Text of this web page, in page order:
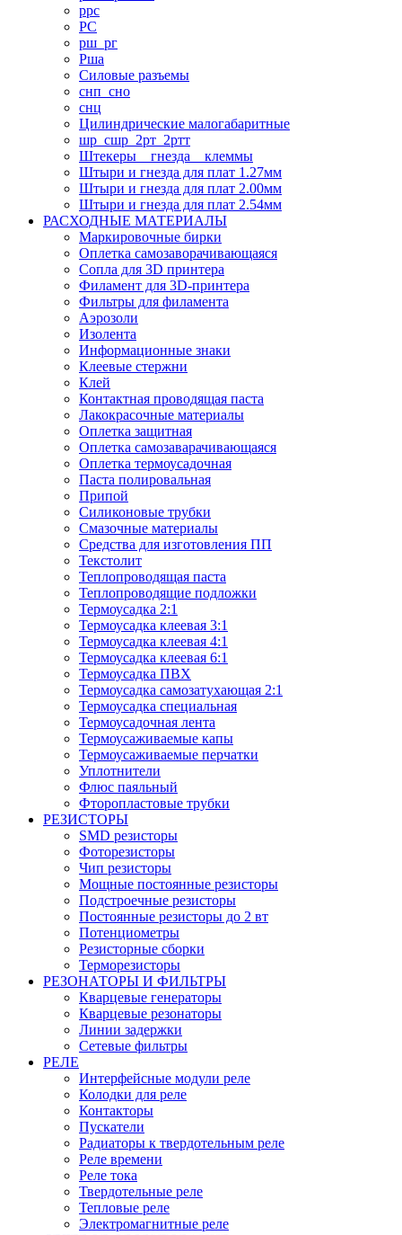
ррс
РС
рш_рг
Рша
Силовые разъемы
снп_сно
снц
Цилиндрические малогабаритные
шр_сшр_2рт_2ртт
Штекеры _ гнезда _ клеммы
Штыри и гнезда для плат 1.27мм
Штыри и гнезда для плат 2.00мм
Штыри и гнезда для плат 2.54мм
РАСХОДНЫЕ МАТЕРИАЛЫ
Маркировочные бирки
Оплетка самозаворачивающаяся
Сопла для 3D принтера
Филамент для 3D-принтера
Фильтры для филамента
Аэрозоли
Изолента
Информационные знаки
Клеевые стержни
Клей
Контактная проводящая паста
Лакокрасочные материалы
Оплетка защитная
Оплетка самозаварачивающаяся
Оплетка термоусадочная
Паста полировальная
Припой
Силиконовые трубки
Смазочные материалы
Средства для изготовления ПП
Текстолит
Теплопроводящая паста
Теплопроводящие подложки
Термоусадка 2:1
Термоусадка клеевая 3:1
Термоусадка клеевая 4:1
Термоусадка клеевая 6:1
Термоусадка ПВХ
Термоусадка самозатухающая 2:1
Термоусадка специальная
Термоусадочная лента
Термоусаживаемые капы
Термоусаживаемые перчатки
Уплотнители
Флюс паяльный
Фторопластовые трубки
РЕЗИСТОРЫ
SMD резисторы
Фоторезисторы
Чип резисторы
Мощные постоянные резисторы
Подстроечные резисторы
Постоянные резисторы до 2 вт
Потенциометры
Резисторные сборки
Терморезисторы
РЕЗОНАТОРЫ И ФИЛЬТРЫ
Кварцевые генераторы
Кварцевые резонаторы
Линии задержки
Сетевые фильтры
РЕЛЕ
Интерфейсные модули реле
Колодки для реле
Контакторы
Пускатели
Радиаторы к твердотельным реле
Реле времени
Реле тока
Твердотельные реле
Тепловые реле
Электромагнитные реле